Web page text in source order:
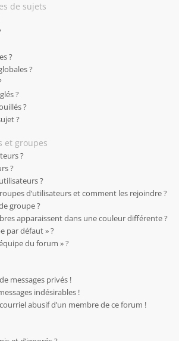
de sujets
?
?
?
?
?
et groupes
?
?
?
d’utilisateurs et comment les rejoindre ?
groupe ?
apparaissent dans une couleur différente ?
par défaut » ?
du forum » ?
messages privés !
indésirables !
abusif d’un membre de ce forum !